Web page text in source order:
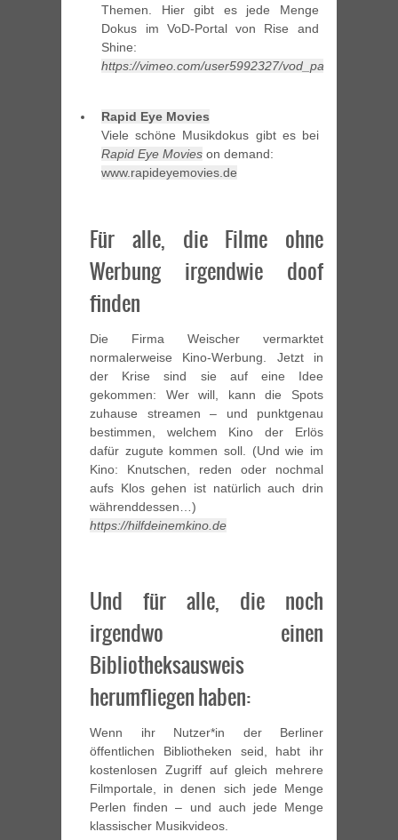
Themen. Hier gibt es jede Menge
Dokus im VoD-Portal von Rise and
Shine:
https://vimeo.com/user5992327/vod_pages
Rapid Eye Movies
Viele schöne Musikdokus gibt es bei
Rapid Eye Movies on demand:
www.rapideyemovies.de
Für alle, die Filme ohne
Werbung irgendwie doof
finden
Die Firma Weischer vermarktet
normalerweise Kino-Werbung. Jetzt in
der Krise sind sie auf eine Idee
gekommen: Wer will, kann die Spots
zuhause streamen – und punktgenau
bestimmen, welchem Kino der Erlös
dafür zugute kommen soll. (Und wie im
Kino: Knutschen, reden oder nochmal
aufs Klos gehen ist natürlich auch drin
währenddessen…)
https://hilfdeinemkino.de
Und für alle, die noch
irgendwo einen
Bibliotheksausweis
herumfliegen haben:
Wenn ihr Nutzer*in der Berliner
öffentlichen Bibliotheken seid, habt ihr
kostenlosen Zugriff auf gleich mehrere
Filmportale, in denen sich jede Menge
Perlen finden – und auch jede Menge
klassischer Musikvideos.